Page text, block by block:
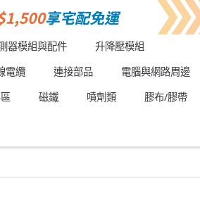
器模組與配件
升降壓模組
電纜
連接部品
電腦與網路周邊
磁鐵 噴劑類 膠布/膠帶